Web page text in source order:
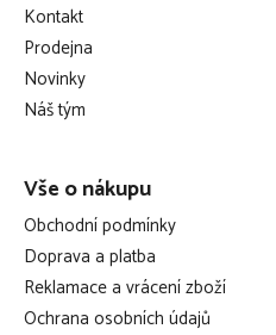
Kontakt
Prodejna
Novinky
Náš tým
Vše o nákupu
Obchodní podmínky
Doprava a platba
Reklamace a vrácení zboží
Ochrana osobních údajů